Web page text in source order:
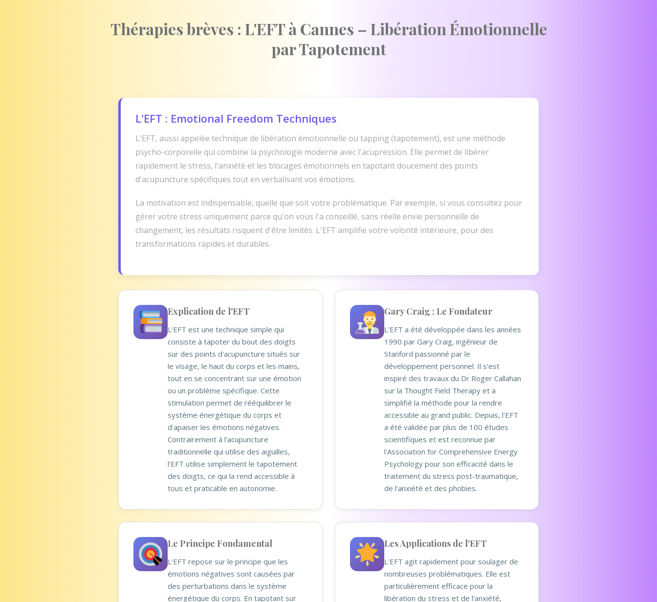
Thérapies brèves : L'EFT à Cannes – Libération Émotionnelle
par Tapotement
L'EFT : Emotional Freedom Techniques
L'EFT, aussi appelée technique de libération émotionnelle ou tapping (tapotement), est une méthode
psycho-corporelle qui combine la psychologie moderne avec l'acupression. Elle permet de libérer
rapidement le stress, l'anxiété et les blocages émotionnels en tapotant doucement des points
d'acupuncture spécifiques tout en verbalisant vos émotions.
La motivation est indispensable, quelle que soit votre problématique. Par exemple, si vous consultez pour
gérer votre stress uniquement parce qu'on vous l'a conseillé, sans réelle envie personnelle de
changement, les résultats risquent d'être limités. L'EFT amplifie votre volonté intérieure, pour des
transformations rapides et durables.
Explication de l'EFT
L'EFT est une technique simple qui
consiste à tapoter du bout des doigts
sur des points d'acupuncture situés sur
le visage, le haut du corps et les mains,
tout en se concentrant sur une émotion
ou un problème spécifique. Cette
stimulation permet de rééquilibrer le
système énergétique du corps et
d'apaiser les émotions négatives.
Contrairement à l'acupuncture
traditionnelle qui utilise des aiguilles,
l'EFT utilise simplement le tapotement
des doigts, ce qui la rend accessible à
tous et praticable en autonomie.
Gary Craig : Le Fondateur
L'EFT a été développée dans les années
1990 par Gary Craig, ingénieur de
Stanford passionné par le
développement personnel. Il s'est
inspiré des travaux du Dr Roger Callahan
sur la Thought Field Therapy et a
simplifié la méthode pour la rendre
accessible au grand public. Depuis, l'EFT
a été validée par plus de 100 études
scientifiques et est reconnue par
l'Association for Comprehensive Energy
Psychology pour son efficacité dans le
traitement du stress post-traumatique,
de l'anxiété et des phobies.
Le Principe Fondamental
L'EFT repose sur le principe que les
émotions négatives sont causées par
des perturbations dans le système
énergétique du corps. En tapotant sur
Les Applications de l'EFT
L'EFT agit rapidement pour soulager de
nombreuses problématiques. Elle est
particulièrement efficace pour la
libération du stress et de l'anxiété,